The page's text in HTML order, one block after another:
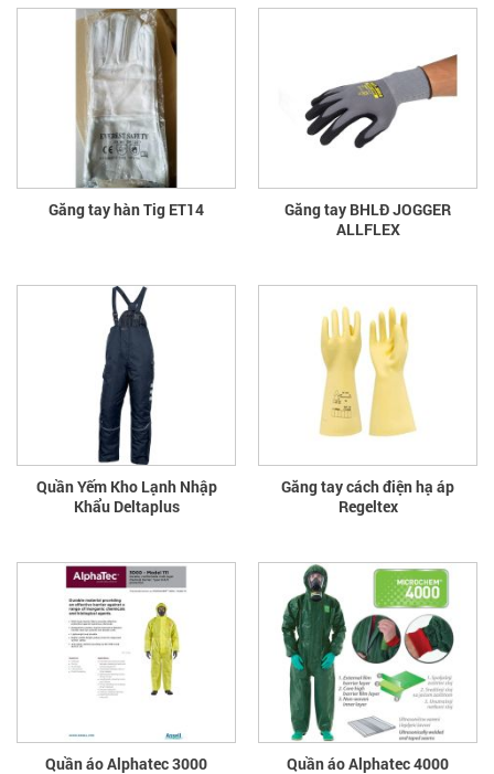
Găng tay hàn Tig ET14
Găng tay BHLĐ JOGGER
ALLFLEX
Quần Yếm Kho Lạnh Nhập
Khẩu Deltaplus
Găng tay cách điện hạ áp
Regeltex
Quần áo Alphatec 3000 Quần áo Alphatec 4000